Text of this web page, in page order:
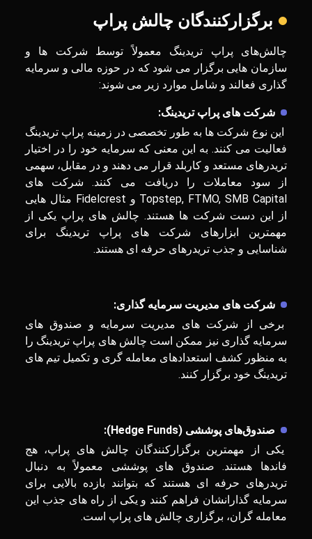
برگزارکنندگان چالش پراپ
چالش‌های پراپ تریدینگ معمولاً توسط شرکت‌ ها و
سازمان‌ هایی برگزار می‌ شود که در حوزه مالی و سرمایه‌
گذاری فعالند و شامل موارد زیر می شوند:
شرکت ‌های پراپ تریدینگ:
این نوع شرکت ها به طور تخصصی در زمینه پراپ تریدینگ
فعالیت می‌ کنند. به این معنی که سرمایه خود را در اختیار
تریدرهای مستعد و کاربلد قرار می‌ دهند و در مقابل، سهمی
از سود معاملات را دریافت می ‌کنند. شرکت های
Topstep, FTMO, SMB Capital و Fidelcrest مثال هایی
از این دست شرکت ها هستند. چالش های پراپ یکی از
مهمترین ابزارهای شرکت های پراپ تریدینگ برای
شناسایی و جذب تریدرهای حرفه ای هستند.
شرکت‌ های مدیریت سرمایه ‌گذاری:
برخی از شرکت‌ های مدیریت سرمایه و صندوق‌ های
سرمایه ‌گذاری نیز ممکن است چالش ‌های پراپ تریدینگ را
به منظور کشف استعدادهای معامله گری و تکمیل تیم های
تریدینگ خود برگزار کنند.
صندوق‌های پوششی (Hedge Funds
):
یکی از مهمترین برگزارکنندگان چالش های پراپ، هج
فاندها هستند. صندوق ‌های پوششی معمولاً به دنبال
تریدرهای حرفه ‌ای هستند که بتوانند بازده بالایی برای
سرمایه ‌گذارانشان فراهم کنند و یکی از راه های جذب این
معامله گران، برگزاری چالش های پراپ است.